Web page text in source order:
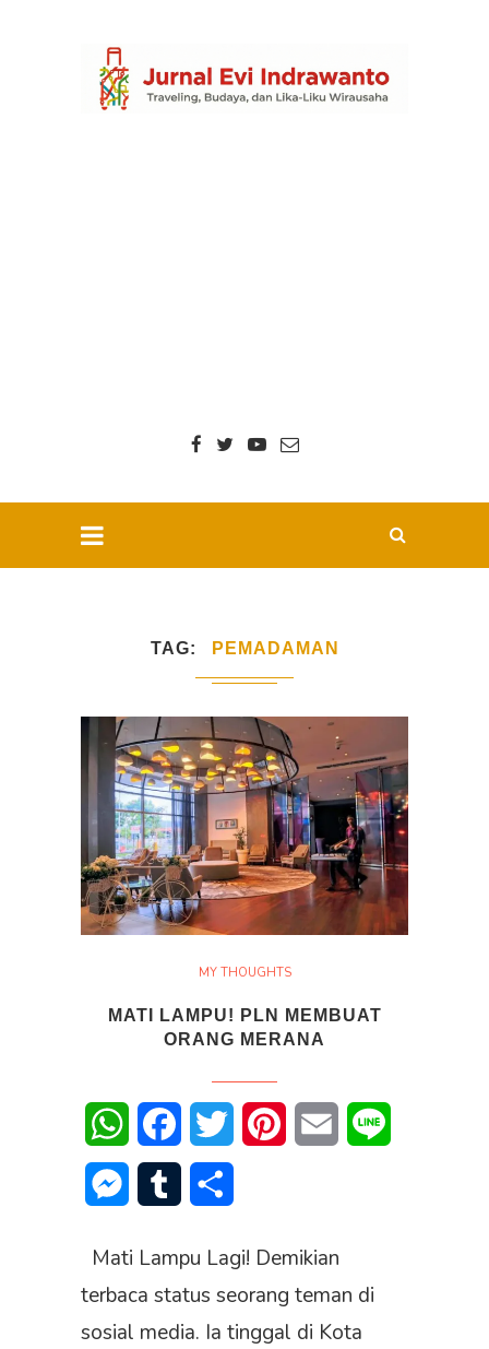
TAG PEMADAMAN
MY THOUGHTS
MATI LAMPU! PLN MEMBUAT
ORANG MERANA
WhatsAppFacebookTwitter PinterestEmail
Messenger
Tumblr
Mati Lampu Lagi! Demikian
terbaca status seorang teman di
sosial media. Ia tinggal di Kota